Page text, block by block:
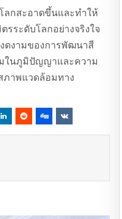
ลกสะอาดขึ้นและทําให้
ระดับโลกอย่างจริงใจ
ดงามของการพัฒนาสี
ในภูมิปัญญาและความ
ภาพแวดล้อมทาง